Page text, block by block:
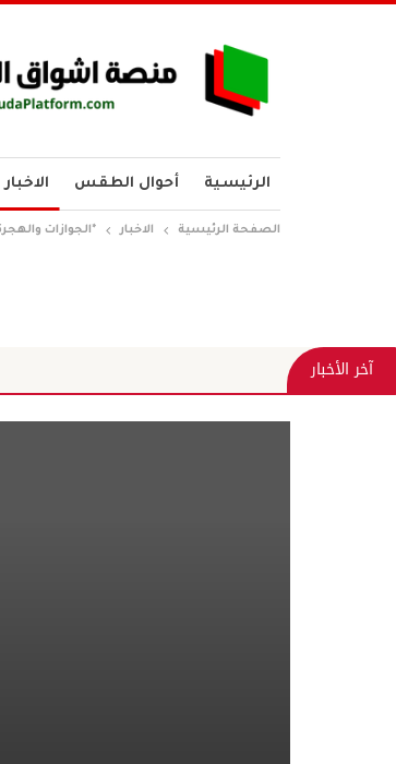
الرئيسية أحوال الطقس الاخبار
الصفحة الرئيسية الاخبار *الجوازات والهجرة: تفويج (١٤٦٦)
آخر الأخبار